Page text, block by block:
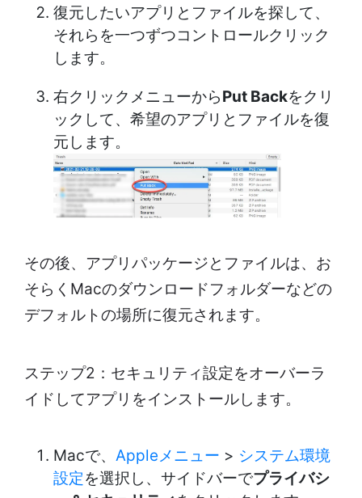
復元したいアプリとファイルを探して、
それらを一つずつコントロールクリック
します。
右クリックメニューからPut Backをクリ
ックして、希望のアプリとファイルを復
元します。
その後、アプリパッケージとファイルは、お
そらくMacのダウンロードフォルダーなどの
デフォルトの場所に復元されます。
ステップ2：セキュリティ設定をオーバーラ
イドしてアプリをインストールします。
Macで、 Appleメニュー > システム環境
設定を選択し、サイドバーでプライバシ